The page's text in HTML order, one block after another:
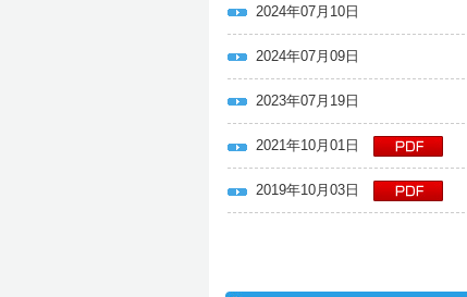
2024年07月10日
2024年07月09日
2023年07月19日
2021年10月01日
2019年10月03日